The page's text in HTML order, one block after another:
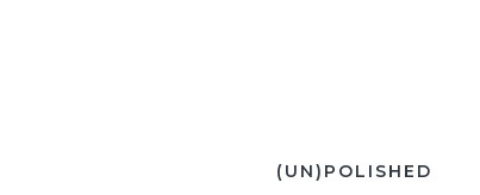
(UN)POLISHED